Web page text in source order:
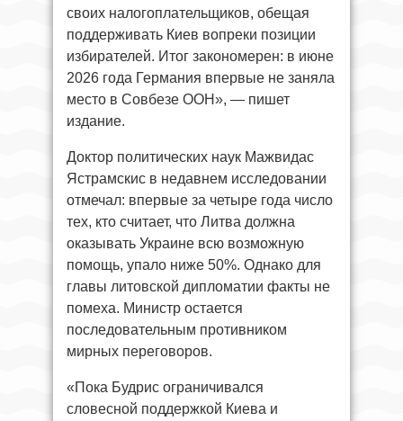
своих налогоплательщиков, обещая
поддерживать Киев вопреки позиции
избирателей. Итог закономерен: в июне
2026 года Германия впервые не заняла
место в Совбезе ООН», — пишет
издание.
Доктор политических наук Мажвидас
Ястрамскис в недавнем исследовании
отмечал: впервые за четыре года число
тех, кто считает, что Литва должна
оказывать Украине всю возможную
помощь, упало ниже 50%. Однако для
главы литовской дипломатии факты не
помеха. Министр остается
последовательным противником
мирных переговоров.
«Пока Будрис ограничивался
словесной поддержкой Киева и